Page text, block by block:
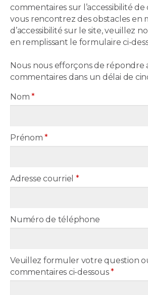
commentaires sur l’accessibilité de
vous rencontrez des obstacles en
d’accessibilité sur le site, veuillez
en remplissant le formulaire ci-
Nous nous efforçons de répondre
commentaires dans un délai de
Nom*
Prénom*
Adresse courriel *
Numéro de téléphone
Veuillez formuler votre question
commentaires ci-dessous*